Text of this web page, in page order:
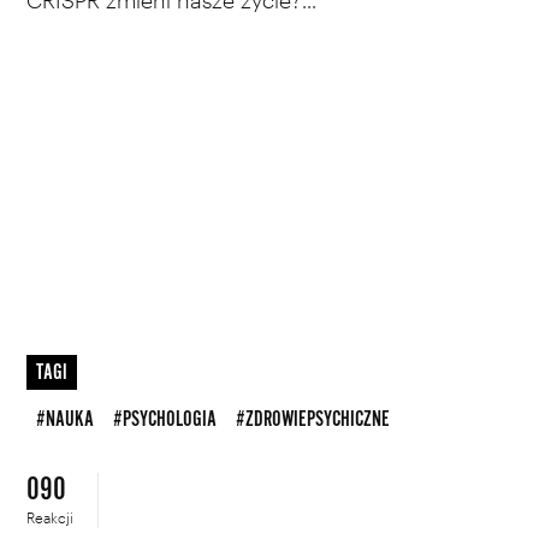
TAGI
#NAUKA #PSYCHOLOGIA #ZDROWIEPSYCHICZNE
090
Reakcji